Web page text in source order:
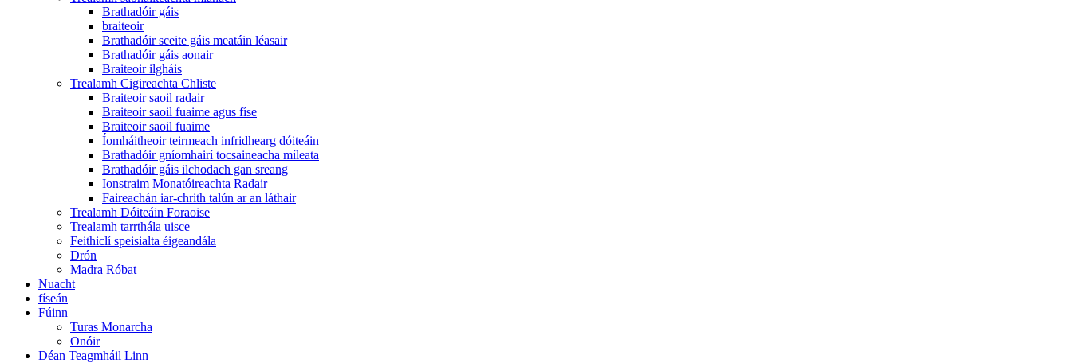
Brathadóir gáis
braiteoir
Brathadóir sceite gáis meatáin léasair
Brathadóir gáis aonair
Braiteoir ilgháis
Trealamh Cigireachta Chliste
Braiteoir saoil radair
Braiteoir saoil fuaime agus físe
Braiteoir saoil fuaime
Íomháitheoir teirmeach infridhearg dóiteáin
Brathadóir gníomhairí tocsaineacha míleata
Brathadóir gáis ilchodach gan sreang
Ionstraim Monatóireachta Radair
Faireachán iar-chrith talún ar an láthair
Trealamh Dóiteáin Foraoise
Trealamh tarrthála uisce
Feithiclí speisialta éigeandála
Drón
Madra Róbat
Nuacht
físeán
Fúinn
Turas Monarcha
Onóir
Déan Teagmháil Linn